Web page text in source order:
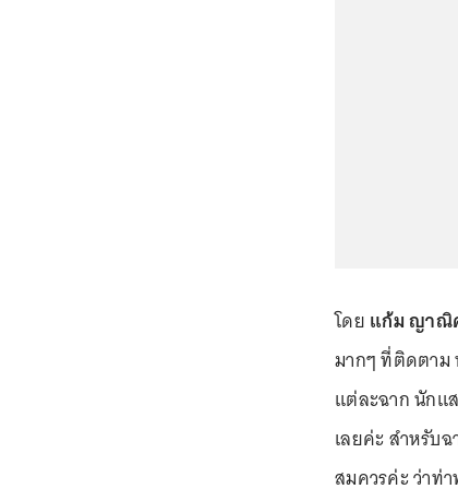
โดย แก้ม ญาณิ
มากๆ ที่ติดตาม
แต่ละฉาก นักแ
เลยค่ะ สำหรับ
สมควรค่ะ ว่าท่